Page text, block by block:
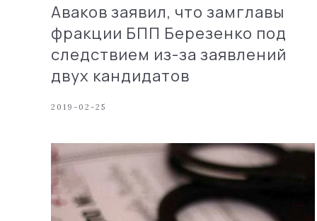
Аваков заявил, что замглавы
фракции БПП Березенко под
следствием из-за заявлений
двух кандидатов
2019-02-25